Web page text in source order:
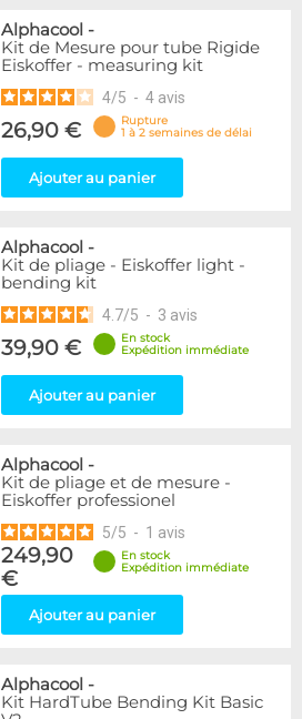
Alphacool -
Kit de Mesure pour tube Rigide
Eiskoffer - measuring kit
4/5 - 4 avis
26,90 €
Rupture
1 à 2 semaines de délai
Ajouter au panier
Alphacool -
Kit de pliage - Eiskoffer light -
bending kit
4.7/5 - 3 avis
39,90 €
En stock
Expédition immédiate
Ajouter au panier
Alphacool -
Kit de pliage et de mesure -
Eiskoffer professionel
5/5 - 1 avis
249,90
€
En stock
Expédition immédiate
Ajouter au panier
Alphacool -
Kit HardTube Bending Kit Basic